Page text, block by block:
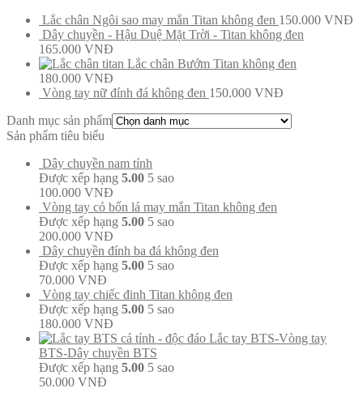
Lắc chân Ngôi sao may mắn Titan không đen 150.000 VNĐ
Dây chuyền - Hậu Duệ Mặt Trời - Titan không đen
165.000 VNĐ
Lắc chân Bướm Titan không đen
180.000 VNĐ
Vòng tay nữ đính đá không đen 150.000 VNĐ
Danh mục sản phẩm
Sản phẩm tiêu biểu
Dây chuyền nam tính
Được xếp hạng 5.00 5 sao
100.000 VNĐ
Vòng tay cỏ bốn lá may mắn Titan không đen
Được xếp hạng 5.00 5 sao
200.000 VNĐ
Dây chuyền đính ba đá không đen
Được xếp hạng 5.00 5 sao
70.000 VNĐ
Vòng tay chiếc đinh Titan không đen
Được xếp hạng 5.00 5 sao
180.000 VNĐ
Lắc tay BTS-Vòng tay
BTS-Dây chuyền BTS
Được xếp hạng 5.00 5 sao
50.000 VNĐ